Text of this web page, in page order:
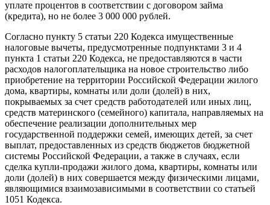
уплате процентов в соответствии с договором займа
(кредита), но не более 3 000 000 рублей.
Согласно пункту 5 статьи 220 Кодекса имущественные
налоговые вычеты, предусмотренные подпунктами 3 и 4
пункта 1 статьи 220 Кодекса, не предоставляются в части
расходов налогоплательщика на новое строительство либо
приобретение на территории Российской Федерации жилого
дома, квартиры, комнаты или доли (долей) в них,
покрываемых за счет средств работодателей или иных лиц,
средств материнского (семейного) капитала, направляемых на
обеспечение реализации дополнительных мер
государственной поддержки семей, имеющих детей, за счет
выплат, предоставленных из средств бюджетов бюджетной
системы Российской Федерации, а также в случаях, если
сделка купли-продажи жилого дома, квартиры, комнаты или
доли (долей) в них совершается между физическими лицами,
являющимися взаимозависимыми в соответствии со статьей
1051 Кодекса.